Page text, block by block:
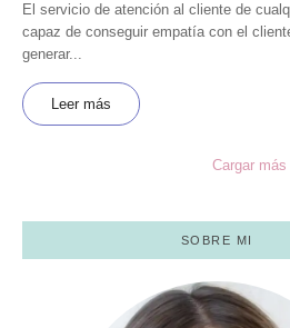
El servicio de atención al cliente de
capaz de conseguir empatía con el
generar...
Leer más
Cargar más
SOBRE MI